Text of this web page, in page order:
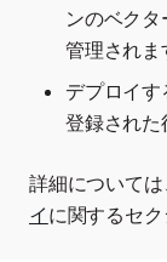
ンのベク
管理されま
デプロイす
登録された
詳細について
イ に関するセク